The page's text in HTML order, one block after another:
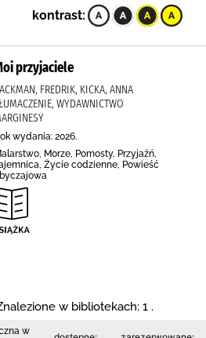
kontrast:
przyjaciele
FREDRIK, KICKA, ANNA
WYDAWNICTWO
wydania: 2026.
Morze, Pomosty, Przyjaźń,
Życie codzienne, Powieść
w bibliotekach: 1 .
w